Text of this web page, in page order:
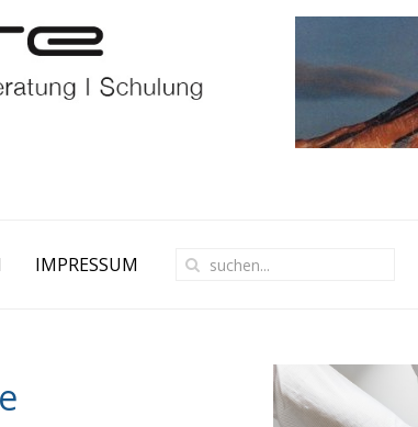
IMPRESSUM